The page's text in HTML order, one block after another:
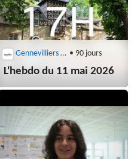
Gennevilliers (92230) • 90 jours
L'hebdo du 11 mai 2026